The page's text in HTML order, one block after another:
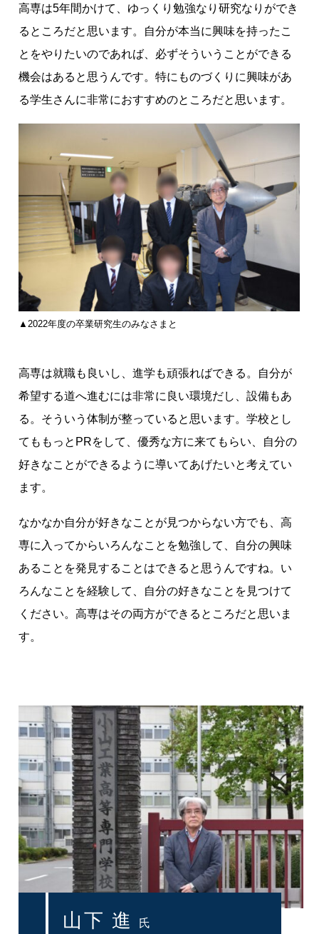
高専は5年間かけて、ゆっくり勉強なり研究なりができ
るところだと思います。自分が本当に興味を持ったこ
とをやりたいのであれば、必ずそういうことができる
機会はあると思うんです。特にものづくりに興味があ
る学生さんに非常におすすめのところだと思います。
▲2022年度の卒業研究生のみなさまと
高専は就職も良いし、進学も頑張ればできる。自分が
希望する道へ進むには非常に良い環境だし、設備もあ
る。そういう体制が整っていると思います。学校とし
てももっとPRをして、優秀な方に来てもらい、自分の
好きなことができるように導いてあげたいと考えてい
ます。
なかなか自分が好きなことが見つからない方でも、高
専に入ってからいろんなことを勉強して、自分の興味
あることを発見することはできると思うんですね。い
ろんなことを経験して、自分の好きなことを見つけて
ください。高専はその両方ができるところだと思いま
す。
山下 進 氏